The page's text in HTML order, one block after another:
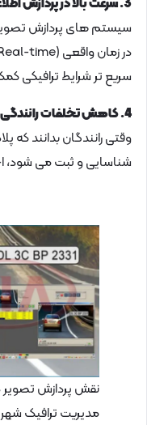
3. سرعت بالا در پردازش اطلاعات
سیستم های پردازش تصویر
سریع تر شرایط ترافیکی
4. کاهش تخلفات رانندگی
وقتی رانندگان بدانند که
شناسایی و ثبت می شود،
نقش پردازش تصویر
مدیریت ترافیک